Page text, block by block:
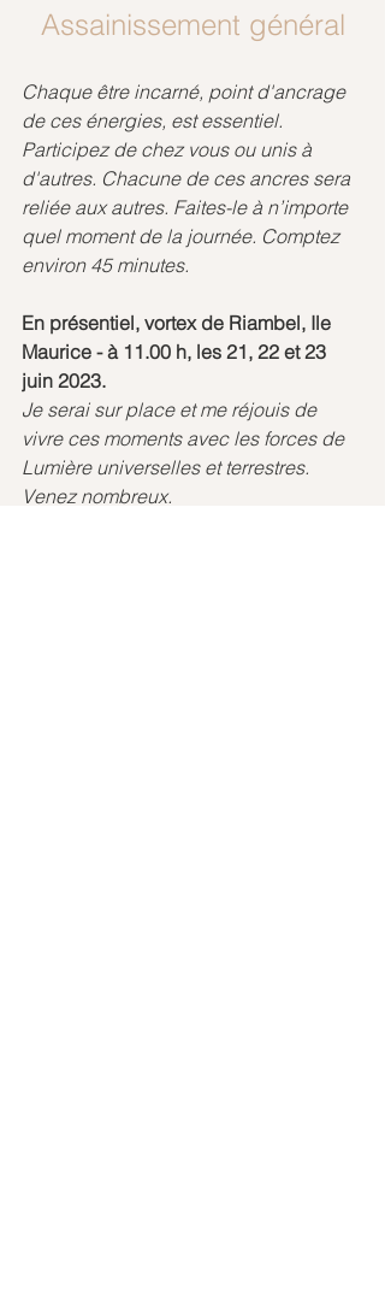
Assainissement général
Chaque être incarné, point d'ancrage
de ces énergies, est essentiel.
Participez de chez vous ou unis à
d'autres. Chacune de ces ancres sera
reliée aux autres. Faites-le à n’importe
quel moment de la journée. Comptez
environ 45 minutes.
En présentiel, vortex de Riambel, Ile
Maurice - à 11.00 h, les 21, 22 et 23
juin 2023.
Je serai sur place et me réjouis de
vivre ces moments avec les forces de
Lumière universelles et terrestres.
Venez nombreux.